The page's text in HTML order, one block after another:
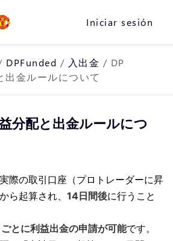
Iniciar sesión
DPFunded / 入出金 / DP
金ルールについて
分配と出金ルールにつ
際の取引口座（プロトレーダーに昇
ら起算され、 14日間後に行うこと
とに利益出金の申請が可能です。